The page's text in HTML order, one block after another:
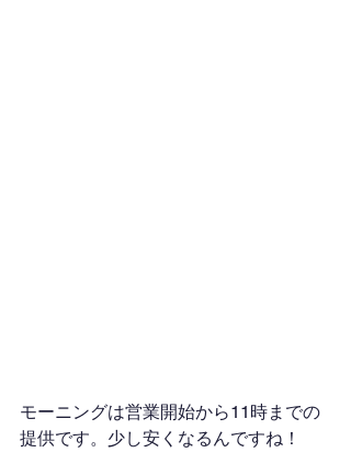
モーニングは営業開始から11時までの
提供です。少し安くなるんですね！